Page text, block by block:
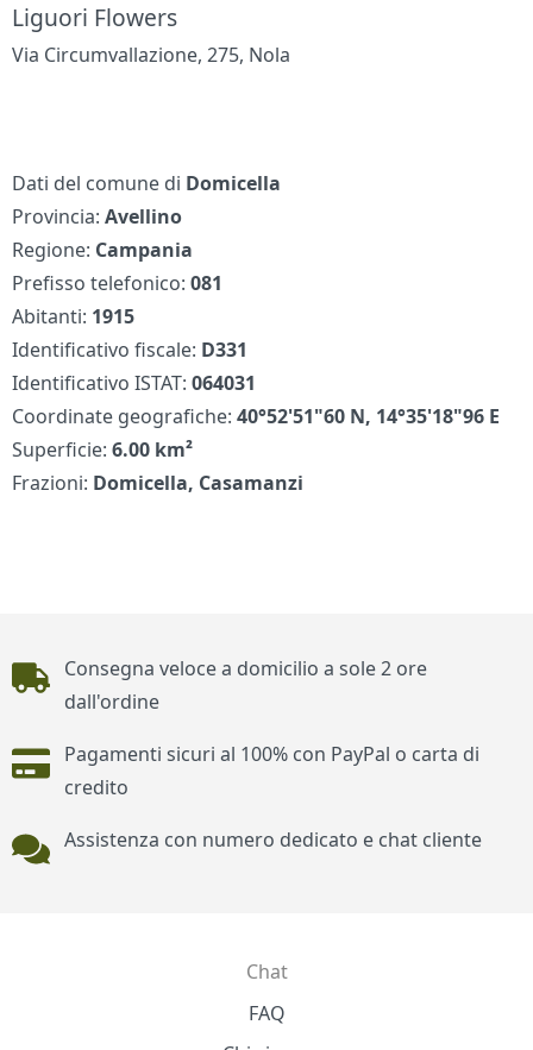
Liguori Flowers
Via Circumvallazione, 275, Nola
Dati del comune di Domicella
Provincia:Avellino
Regione: Campania
Prefisso telefonico:081
Abitanti: 1915
Identificativo fiscale: D331
Identificativo ISTAT:064031
Coordinate geografiche:40°52'51"60 N, 14°35'18"96 E
Superficie:6.00 km²
Frazioni: Domicella, Casamanzi
Piè di pagina
Consegna veloce a domicilio a sole 2 ore
dall'ordine
Pagamenti sicuri al 100% con PayPal o carta di
credito
Assistenza con numero dedicato e chat cliente
Chat
FAQ